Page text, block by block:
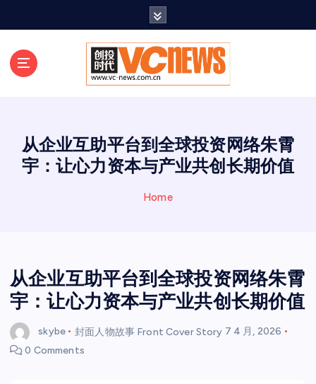
从企业互助平台到全球投资网络朱霄
宇：让心力资本与产业共创长期价值
Home
从企业互助平台到全球投资网络朱霄
宇：让心力资本与产业共创长期价值
skybe 封面人物故事 Front Cover Story 7 4 月, 2026
0 Comments